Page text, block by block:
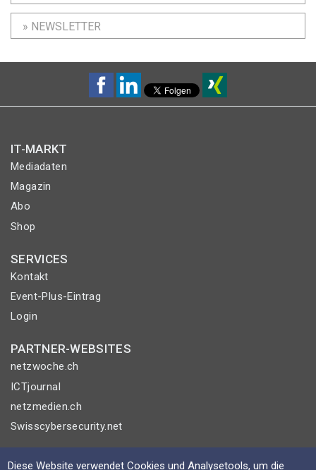
» NEWSLETTER
IT-MARKT
Mediadaten
Magazin
Abo
Shop
SERVICES
Kontakt
Event-Plus-Eintrag
Login
PARTNER-WEBSITES
netzwoche.ch
ICTjournal
netzmedien.ch
Swisscybersecurity.net
© NETZMEDIEN AG 2026
Diese Website verwendet Cookies und Analysetools, um die